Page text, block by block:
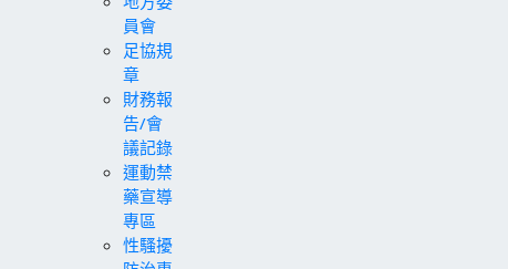
員會
足協規
章
財務報
告/會
議記錄
運動禁
藥宣導
專區
性騷擾